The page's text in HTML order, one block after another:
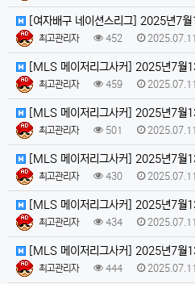
[여자배구 네이션스리그] 2025년7
최고관리자 452 2025.07.11
[MLS 메이저리그사커] 2025년7월
최고관리자 459 2025.07.11
[MLS 메이저리그사커] 2025년7월
최고관리자 501 2025.07.11
[MLS 메이저리그사커] 2025년7월
최고관리자 430 2025.07.11
[MLS 메이저리그사커] 2025년7월
최고관리자 434 2025.07.11
[MLS 메이저리그사커] 2025년7월
최고관리자 444 2025.07.11